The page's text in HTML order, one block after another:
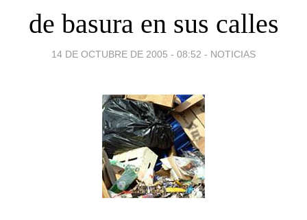
de basura en sus calles
14 DE OCTUBRE DE 2005 - 08:52 - NOTICIAS